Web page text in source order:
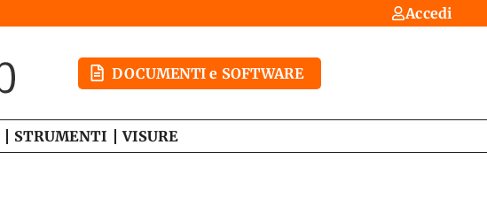
Accedi
DOCUMENTI e SOFTWARE
STRUMENTI VISURE